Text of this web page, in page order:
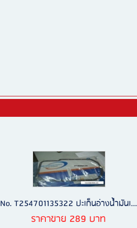
No. T254701135322 ปะเก็นอ่างน้ำมันเ...
ราคาขาย 289 บาท